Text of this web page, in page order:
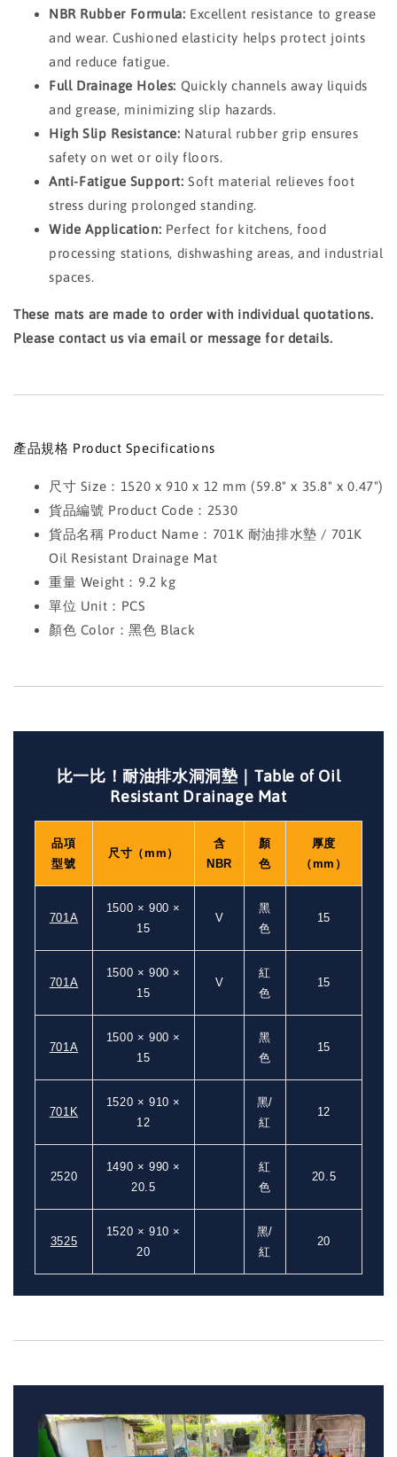
NBR Rubber Formula: Excellent resistance to grease
and wear. Cushioned elasticity helps protect joints
and reduce fatigue.
Full Drainage Holes: Quickly channels away liquids
and grease, minimizing slip hazards.
High Slip Resistance: Natural rubber grip ensures
safety on wet or oily floors.
Anti-Fatigue Support: Soft material relieves foot
stress during prolonged standing.
Wide Application: Perfect for kitchens, food
processing stations, dishwashing areas, and industrial
spaces.
These mats are made to order with individual quotations.
Please contact us via email or message for details.
產品規格 Product Specifications
尺寸 Size：1520 x 910 x 12 mm (59.8" x 35.8" x 0.47")
貨品編號 Product Code：2530
貨品名稱 Product Name：701K 耐油排水墊 / 701K
Oil Resistant Drainage Mat
重量 Weight：9.2 kg
單位 Unit：PCS
顏色 Color：黑色 Black
比一比！耐油排水洞洞墊｜Table of Oil
Resistant Drainage Mat
品項
型號
尺寸（mm）
含
NBR
顏
色
厚度
（mm）
701A
1500 × 900 ×
15
V
黑
色
15
701A
1500 × 900 ×
15
V
紅
色
15
701A
1500 × 900 ×
15
黑
色
15
701K
1520 × 910 ×
12
黑/
紅
12
2520
1490 × 990 ×
20.5
紅
色
20.5
3525
1520 × 910 ×
20
黑/
紅
20